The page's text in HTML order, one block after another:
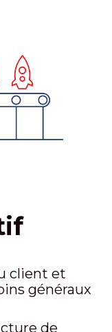
client et
généraux
de